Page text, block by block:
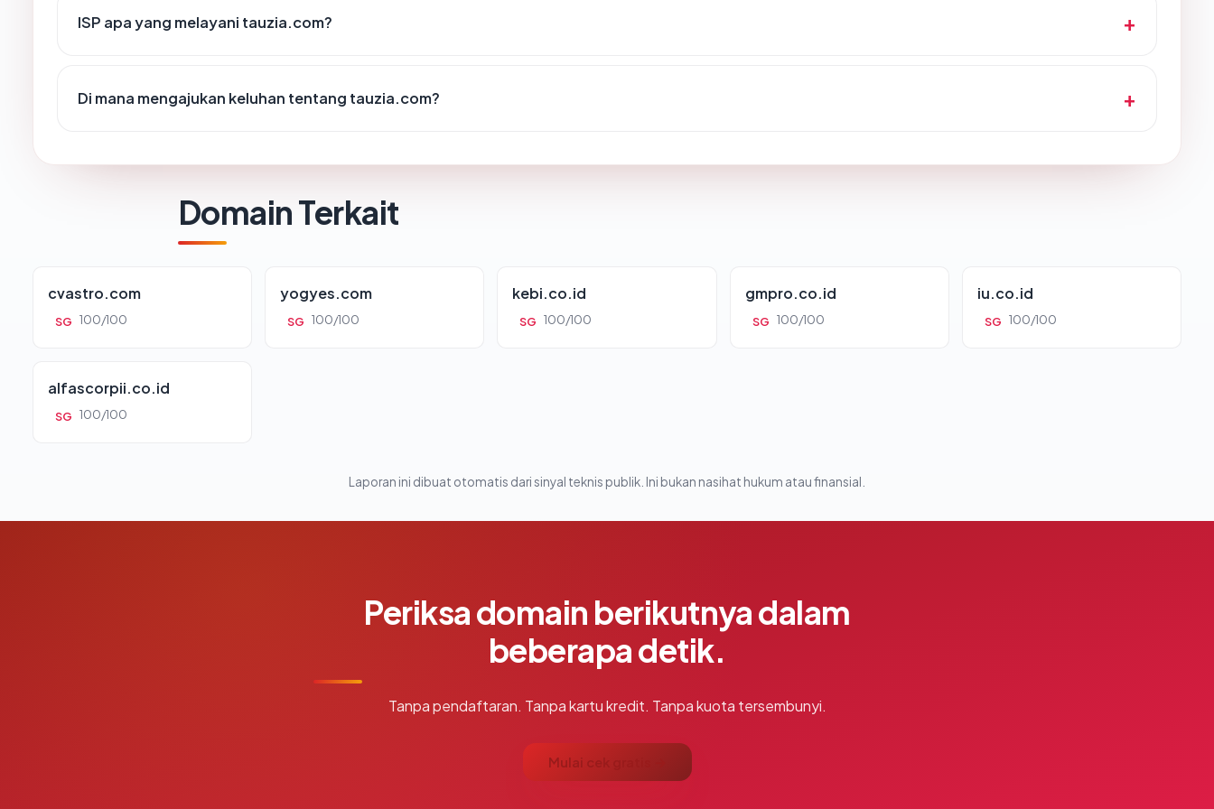
ISP apa yang melayani tauzia.com?
Di mana mengajukan keluhan tentang tauzia.com?
Domain Terkait
cvastro.com
SG 100/100
yogyes.com
SG 100/100
kebi.co.id
SG 100/100
gmpro.co.id
SG 100/100
iu.co.id
SG 100/100
alfascorpii.co.id
SG 100/100
Laporan ini dibuat otomatis dari sinyal teknis publik. Ini bukan nasihat hukum atau finansial.
Periksa domain berikutnya dalam
beberapa detik.
Tanpa pendaftaran. Tanpa kartu kredit. Tanpa kuota tersembunyi.
Mulai cek gratis →